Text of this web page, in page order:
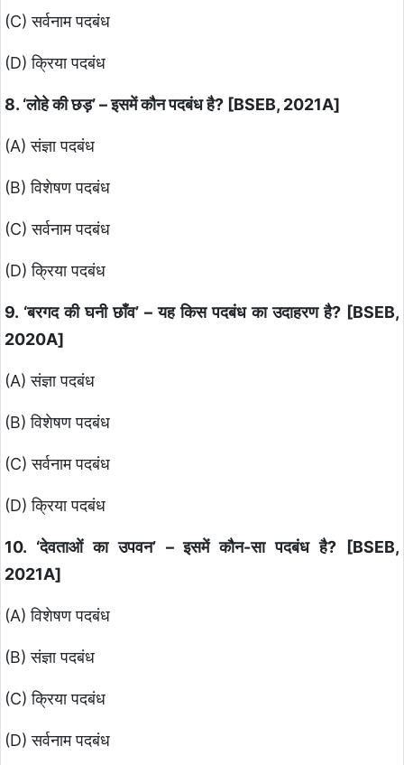
(C) सर्वनाम पदबंध
(D) क्रिया पदबंध
8. ‘लोहे की छड़’ – इसमें कौन पदबंध है? [BSEB, 2021A]
(A) संज्ञा पदबंध
(B) विशेषण पदबंध
(C) सर्वनाम पदबंध
(D) क्रिया पदबंध
9. ‘बरगद की घनी छाँव’ – यह किस पदबंध का उदाहरण है? [BSEB,
2020A]
(A) संज्ञा पदबंध
(B) विशेषण पदबंध
(C) सर्वनाम पदबंध
(D) क्रिया पदबंध
10. ‘देवताओं का उपवन’ – इसमें कौन-सा पदबंध है? [BSEB,
2021A]
(A) विशेषण पदबंध
(B) संज्ञा पदबंध
(C) क्रिया पदबंध
(D) सर्वनाम पदबंध